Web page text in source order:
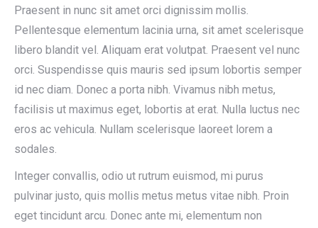
Praesent in nunc sit amet orci dignissim mollis.
Pellentesque elementum lacinia urna, sit amet scelerisque
libero blandit vel. Aliquam erat volutpat. Praesent vel nunc
orci. Suspendisse quis mauris sed ipsum lobortis semper
id nec diam. Donec a porta nibh. Vivamus nibh metus,
facilisis ut maximus eget, lobortis at erat. Nulla luctus nec
eros ac vehicula. Nullam scelerisque laoreet lorem a
sodales.
Integer convallis, odio ut rutrum euismod, mi purus
pulvinar justo, quis mollis metus metus vitae nibh. Proin
eget tincidunt arcu. Donec ante mi, elementum non